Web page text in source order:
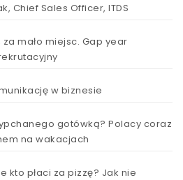
Chief Sales Officer, ITDS
mało miejsc. Gap year
w biznesie
gotówką? Polacy coraz
na wakacjach
kto płaci za pizzę? Jak nie